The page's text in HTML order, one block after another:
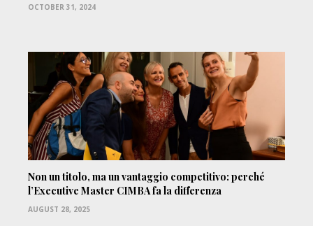
OCTOBER 31, 2024
Non un titolo, ma un vantaggio competitivo: perché
l’Executive Master CIMBA fa la differenza
AUGUST 28, 2025